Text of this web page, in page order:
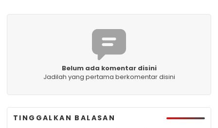
Belum ada komentar disini
Jadilah yang pertama berkomentar disini
TINGGALKAN BALASAN